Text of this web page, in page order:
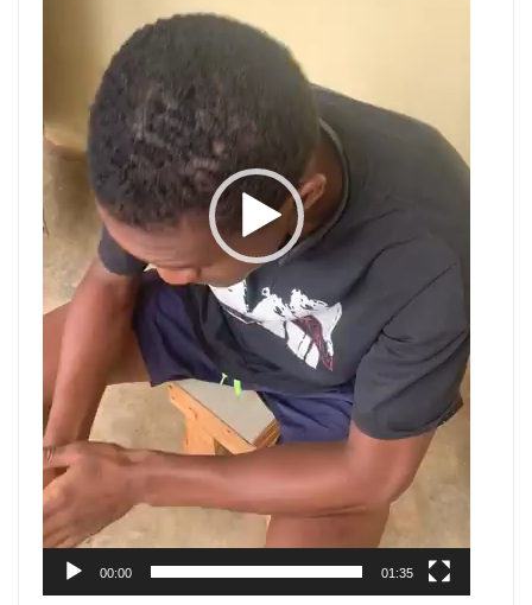
00:00 01:35